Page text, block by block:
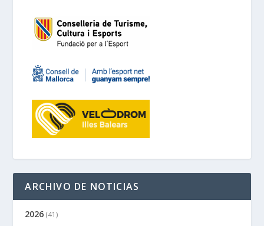
ARCHIVO DE NOTICIAS
2026 (41)